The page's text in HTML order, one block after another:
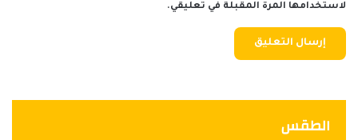
لاستخدامها المرة المقبلة في تعليقي.
الطقس